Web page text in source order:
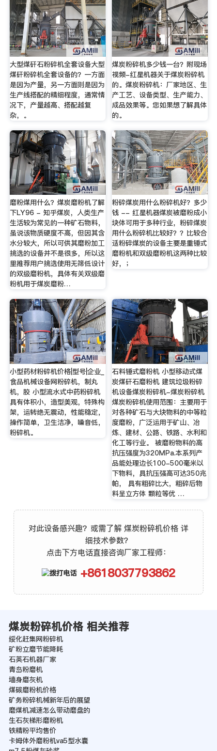
大型煤矸石粉碎机全套设备大型
煤矸粉碎机全套设备的？一方面
是因为产量，另一方面则是因为
生产线搭配的精细程度，通常情
况下，产量越高、搭配越复
杂，。
煤炭粉碎机多少钱一台？附现场
视频-红星机器关于煤炭粉碎机
的。煤炭粉碎机：厂家地区、生
产工艺、设备类型、生产能力、
成品效果等。您如果想了解具体
的。
磨粉煤用什么？煤炭磨粉机了解
下LY96 - 知乎煤炭，人类生产
生活较为常见的一种矿石物料，
虽说该物质硬度不高，但因其含
水分较大，所以可供其磨粉加工
挑选的设备并不是很多，所以这
里推荐用户挑选使用无筛低设计
的双级磨粉机，具体有关双级磨
粉机用于煤炭磨粉…
粉碎煤炭用什么粉碎机好？多少
钱 -- 红星机器煤炭被磨粉成小
块体可用于多种行业，粉碎煤炭
用什么粉碎机比较好？？比较合
适粉碎煤炭的设备主要是重锤式
磨粉机和双级磨粉机这两种比较
好，；
小型药材粉碎机价格|型号|企业_
食品机械设备网粉碎机，制丸
机，胶 小型流水式中药粉碎机
具有体积小，造型美观，特殊构
架，运转绝无震动，性能稳定，
操作简单，卫生洁净，噪音低，
粉碎机。
石料锤式磨粉机 小型移动式煤
炭煤矸石磨粉机 建筑垃圾粉碎
机设备煤炭粉碎机-煤炭粉碎机
煤炭粉碎机使用范围：主要用于
对各种矿石与大块物料的中等粒
度磨粉，广泛运用于矿山、冶
炼、建材、公路、铁路、水利和
化工等行业。 被磨粉物料的高
抗压强度为320MPa.本系列产
品能处理边长100-500毫米以
下物料，具抗压强高可达350兆
帕， 具有粗碎比大，粗碎后物
料呈立方体 颗粒等优 …
对此设备感兴趣？或需了解 煤炭粉碎机价格 详
细技术参数？
点击下方电话直接咨询厂家工程师：
+8618037793862
煤炭粉碎机价格 相关推荐
绥化赶集网粉碎机
矿粉立磨节能降耗
石英石机器厂家
青岛粉磨机
墙身磨灰机
煤碳磨粉机价格
矿务粉碎机械新年后的展望
磨煤机减速怎么带动磨盘的
生石灰梯形磨粉机
铁精粉平均售价
卡姆体外磨粉机va5型水囊